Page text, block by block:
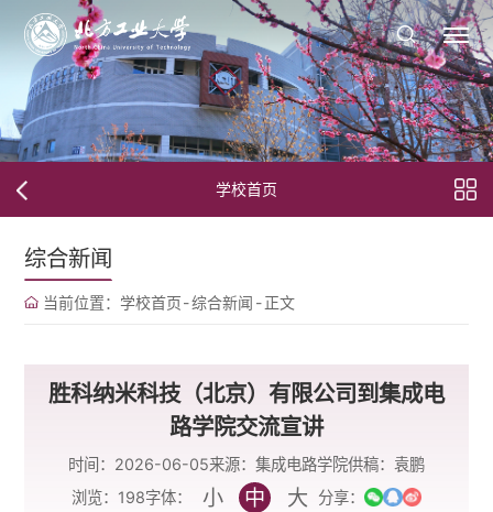
学校首页
综合新闻
当前位置： 学校首页-综合新闻 -正文
胜科纳米科技（北京）有限公司到集成电
路学院交流宣讲
时间：2026-06-05来源：集成电路学院供稿：袁鹏
浏览： 198字体： 小 中 大 分享：